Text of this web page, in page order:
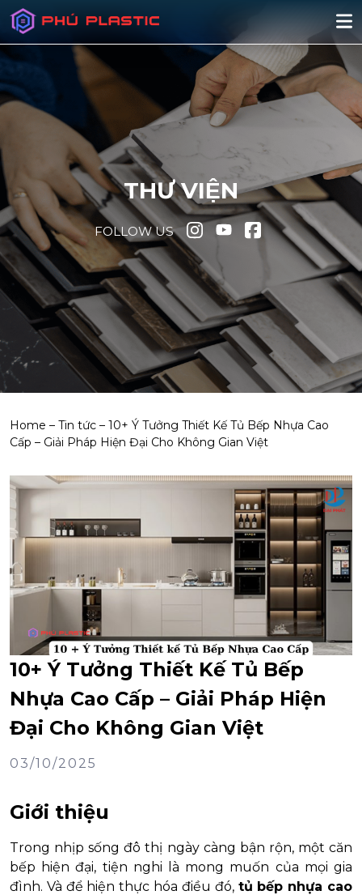
THƯ VIỆN
FOLLOW US
Home – Tin tức – 10+ Ý Tưởng Thiết Kế Tủ Bếp Nhựa Cao
Cấp – Giải Pháp Hiện Đại Cho Không Gian Việt
10+ Ý Tưởng Thiết Kế Tủ Bếp
Nhựa Cao Cấp – Giải Pháp Hiện
Đại Cho Không Gian Việt
03/10/2025
Giới thiệu
Trong nhịp sống đô thị ngày càng bận rộn, một căn
bếp hiện đại, tiện nghi là mong muốn của mọi gia
đình. Và để hiện thực hóa điều đó, tủ bếp nhựa cao